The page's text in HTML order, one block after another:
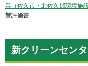
業（佐久市・北佐久郡環境施設
響評価書
新クリーンセン